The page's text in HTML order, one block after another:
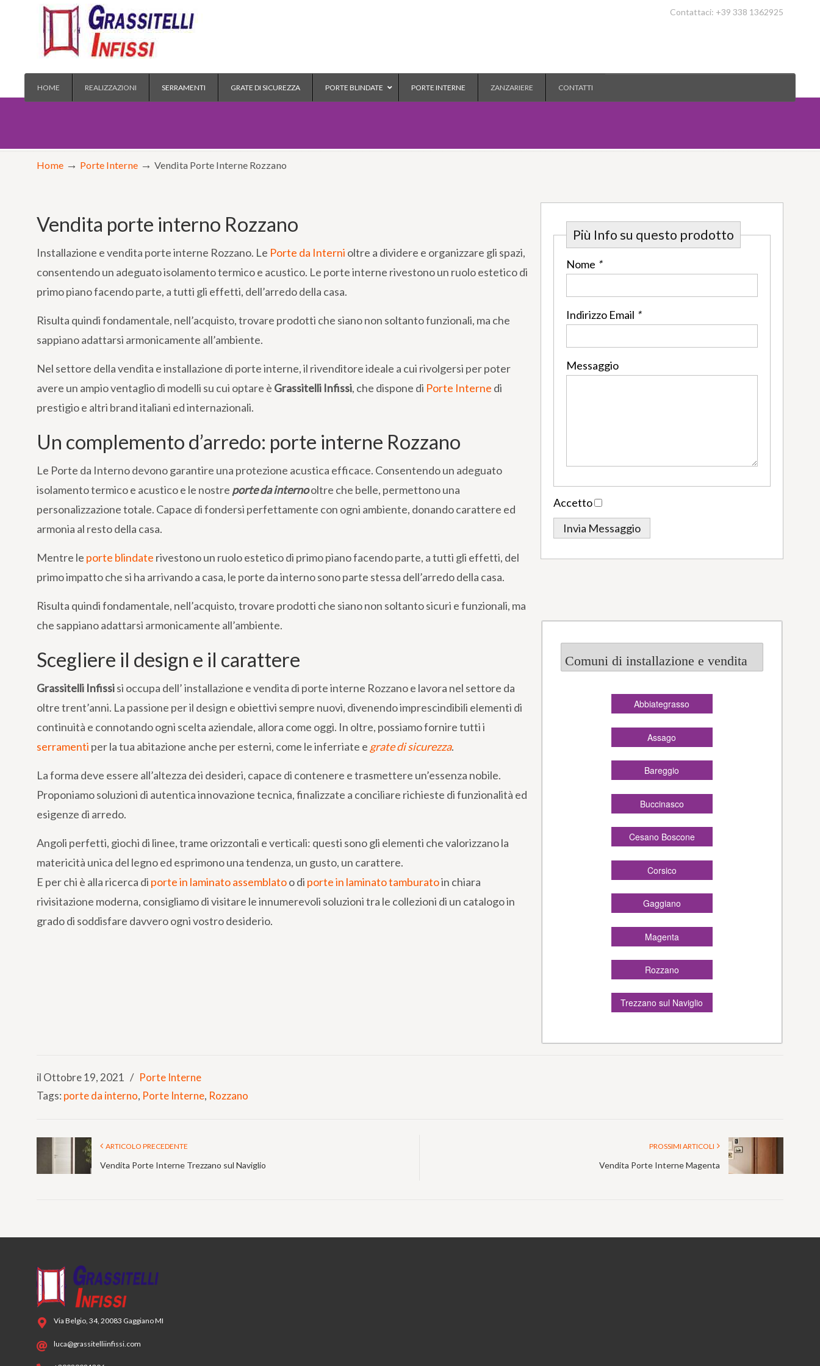
Vendita installazione serramenti Abbiategrasso e Corsico Rozzano
Contattaci: +39 338 1362925
HOME REALIZZAZIONI SERRAMENTI GRATE DI SICUREZZA PORTE BLINDATE PORTE INTERNE ZANZARIERE CONTATTI
Home → Porte Interne →Vendita Porte Interne Rozzano
Vendita porte interno Rozzano
Installazione e vendita porte interne Rozzano. Le Porte da Interni oltre a dividere e organizzare gli spazi,
consentendo un adeguato isolamento termico e acustico. Le porte interne rivestono un ruolo estetico di
primo piano facendo parte, a tutti gli effetti, dell’arredo della casa.
Risulta quindi fondamentale, nell’acquisto, trovare prodotti che siano non soltanto funzionali, ma che
sappiano adattarsi armonicamente all’ambiente.
Nel settore della vendita e installazione di porte interne, il rivenditore ideale a cui rivolgersi per poter
avere un ampio ventaglio di modelli su cui optare è Grassitelli Infissi, che dispone di Porte Interne di
prestigio e altri brand italiani ed internazionali.
Un complemento d’arredo: porte interne Rozzano
Le Porte da Interno devono garantire una protezione acustica efficace. Consentendo un adeguato
isolamento termico e acustico e le nostre porte da internooltre che belle, permettono una
personalizzazione totale. Capace di fondersi perfettamente con ogni ambiente, donando carattere ed
armonia al resto della casa.
Mentre le porte blindate rivestono un ruolo estetico di primo piano facendo parte, a tutti gli effetti, del
primo impatto che si ha arrivando a casa, le porte da interno sono parte stessa dell’arredo della casa.
Risulta quindi fondamentale, nell’acquisto, trovare prodotti che siano non soltanto sicuri e funzionali, ma
che sappiano adattarsi armonicamente all’ambiente.
Scegliere il design e il carattere
Grassitelli Infissisi occupa dell’ installazione e vendita di porte interne Rozzano e lavora nel settore da
oltre trent’anni. La passione per il design e obiettivi sempre nuovi, divenendo imprescindibili elementi di
continuità e connotando ogni scelta aziendale, allora come oggi. In oltre, possiamo fornire tutti i
serramenti per la tua abitazione anche per esterni, come le inferriate e grate di sicurezza.
La forma deve essere all’altezza dei desideri, capace di contenere e trasmettere un’essenza nobile.
Proponiamo soluzioni di autentica innovazione tecnica, finalizzate a conciliare richieste di funzionalità ed
esigenze di arredo.
Angoli perfetti, giochi di linee, trame orizzontali e verticali: questi sono gli elementi che valorizzano la
matericità unica del legno ed esprimono una tendenza, un gusto, un carattere.
E per chi è alla ricerca di porte in laminato assemblatoo di porte in laminato tamburatoin chiara
rivisitazione moderna, consigliamo di visitare le innumerevoli soluzioni tra le collezioni di un catalogo in
grado di soddisfare davvero ogni vostro desiderio.
Più Info su questo prodotto
Nome *
Indirizzo Email *
Messaggio
Accetto
Comuni di installazione e vendita
Abbiategrasso
Assago
Bareggio
Buccinasco
Cesano Boscone
Corsico
Gaggiano
Magenta
Rozzano
Trezzano sul Naviglio
il Ottobre 19, 2021 / Porte Interne
Tags: porte da interno, Porte Interne, Rozzano
ARTICOLO PRECEDENTE
Vendita Porte Interne Trezzano sul Naviglio
PROSSIMI ARTICOLI
Vendita Porte Interne Magenta
Via Belgio, 34, 20083 Gaggiano MI
luca@grassitelliinfissi.com